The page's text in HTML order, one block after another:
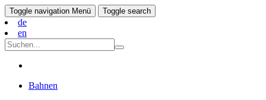
Toggle navigation Menü Toggle search
de
en
Bahnen